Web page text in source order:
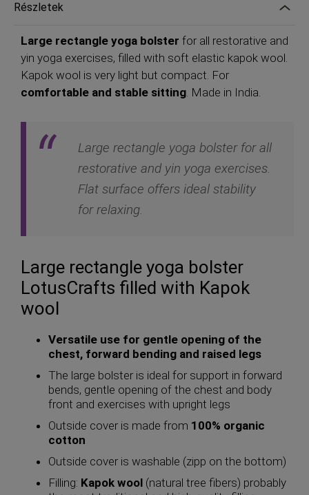
Részletek
Large rectangle yoga bolster for all restorative and
yin yoga exercises, filled with soft elastic kapok wool.
Kapok wool is very light but compact. For
comfortable and stable sitting. Made in India.
Large rectangle yoga bolster for all
restorative and yin yoga exercises.
Flat surface offers ideal stability
for relaxing.
Large rectangle yoga bolster
LotusCrafts filled with Kapok
wool
Versatile use for gentle opening of the
chest, forward bending and raised legs
The large bolster is ideal for support in forward
bends, gentle opening of the chest and body
front and exercises with upright legs
Outside cover is made from 100% organic
cotton
Outside cover is washable (zipp on the bottom)
Filling: Kapok wool (natural tree fibers) probably